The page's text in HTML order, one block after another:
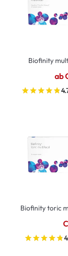
Biofinity
ab
Biofinity toric